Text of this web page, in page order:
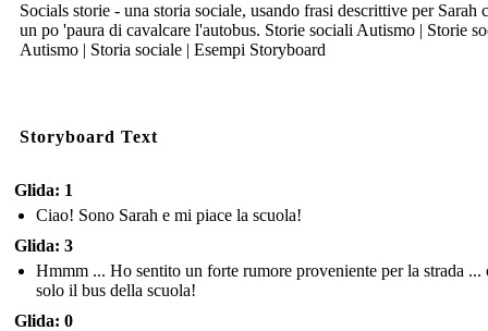
Socials storie - una storia sociale, usando frasi descrittive per Sarah
un po 'paura di cavalcare l'autobus. Storie sociali Autismo | Storie
Autismo | Storia sociale | Esempi Storyboard
Storyboard Text
Glida: 1
Ciao! Sono Sarah e mi piace la scuola!
Glida: 3
Hmmm ... Ho sentito un forte rumore proveniente per la strada ...
solo il bus della scuola!
Glida: 0